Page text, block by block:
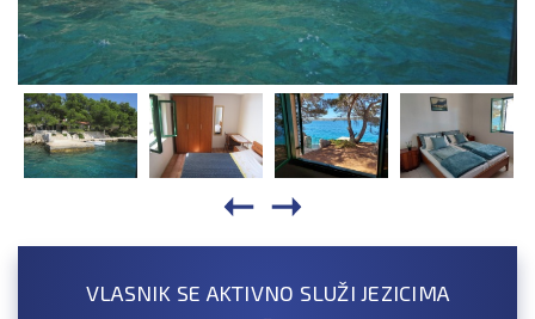
VLASNIK SE AKTIVNO SLUŽI JEZICIMA